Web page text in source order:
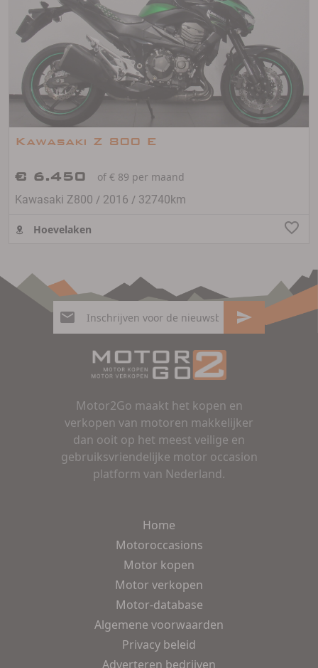
Kawasaki Z 800 E
€ 6.450
of € 89 per maand
Kawasaki Z800 / 2016 / 32740km
Hoevelaken
Motor2Go maakt het kopen en
verkopen van motoren makkelijker
dan ooit op het meest veilige en
gebruiksvriendelijke motor occasion
platform van Nederland.
Home
Motoroccasions
Motor kopen
Motor verkopen
Motor-database
Algemene voorwaarden
Privacy beleid
Adverteren bedrijven